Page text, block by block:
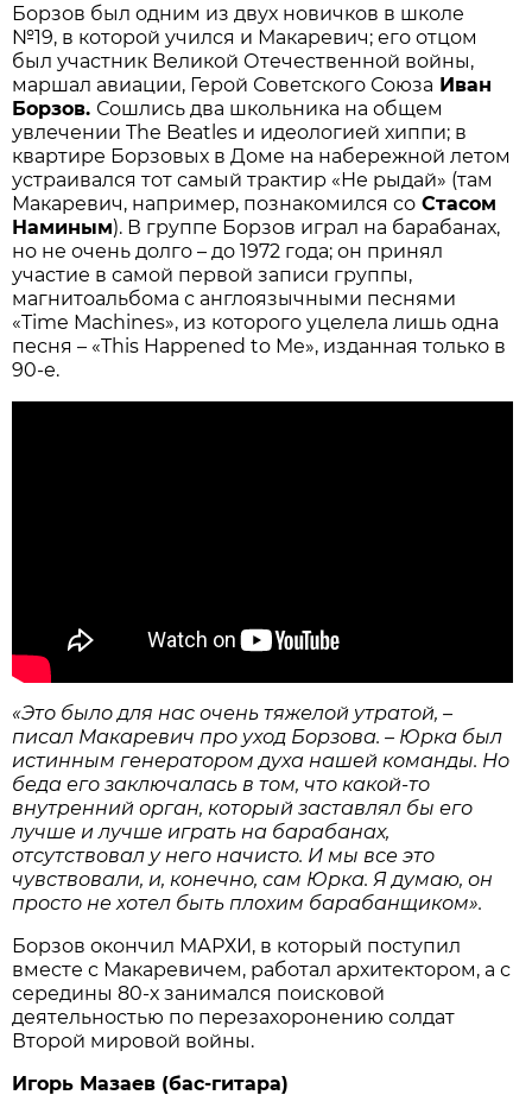
Борзов был одним из двух новичков в школе
№19, в которой учился и Макаревич; его отцом
был участник Великой Отечественной войны,
маршал авиации, Герой Советского Союза Иван
Борзов. Сошлись два школьника на общем
увлечении The Beatles и идеологией хиппи; в
квартире Борзовых в Доме на набережной летом
устраивался тот самый трактир «Не рыдай» (там
Макаревич, например, познакомился со Стасом
Наминым). В группе Борзов играл на барабанах,
но не очень долго – до 1972 года; он принял
участие в самой первой записи группы,
магнитоальбома с англоязычными песнями
«Time Machines», из которого уцелела лишь одна
песня – «This Happened to Me», изданная только в
90-е.
«Это было для нас очень тяжелой утратой, –
писал Макаревич про уход Борзова. – Юрка был
истинным генератором духа нашей команды. Но
беда его заключалась в том, что какой-то
внутренний орган, который заставлял бы его
лучше и лучше играть на барабанах,
отсутствовал у него начисто. И мы все это
чувствовали, и, конечно, сам Юрка. Я думаю, он
просто не хотел быть плохим барабанщиком».
Борзов окончил МАРХИ, в который поступил
вместе с Макаревичем, работал архитектором, а с
середины 80-х занимался поисковой
деятельностью по перезахоронению солдат
Второй мировой войны.
Игорь Мазаев (бас-гитара)